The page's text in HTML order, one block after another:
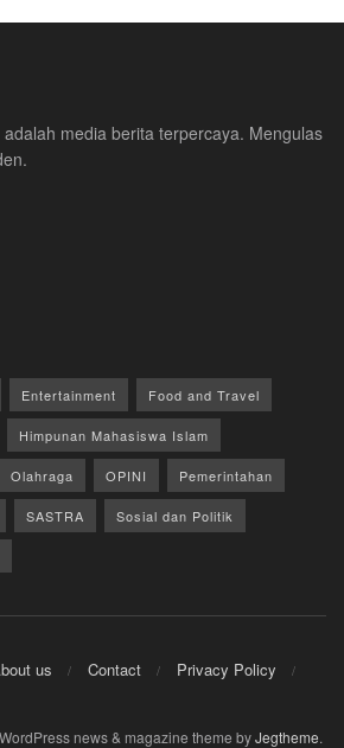
media berita terpercaya. Mengulas
Entertainment Food and Travel
Himpunan Mahasiswa Islam
Olahraga OPINI Pemerintahan
SASTRA Sosial dan Politik
us Contact
Privacy Policy
news & magazine theme byJegtheme.